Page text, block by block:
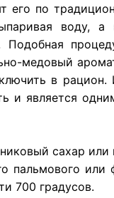
его по
воду,
медовый
в рацион.
и является
сахар
пальмового
700 градусов.